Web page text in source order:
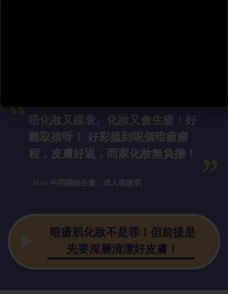
唔化妝又樣衰、化妝又會生瘡！好
難取捨呀！ 好彩搵到呢個暗瘡療
程，皮膚好返，而家化妝無負擔！
- Max 中四開始生瘡，成人暗瘡肌
暗瘡肌化妝不是罪！但前提是
先要深層清潔好皮膚！